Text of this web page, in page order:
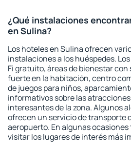
¿Qué instalaciones
en Sulina?
Los hoteles en Sulina ofrecen
instalaciones a los huéspedes.
Fi gratuito, áreas de bienestar
fuerte en la habitación, centro
de juegos para niños,
informativos sobre las
interesantes de la zona. Algunos
ofrecen un servicio de transporte
aeropuerto. En algunas
visitar los lugares de interés más